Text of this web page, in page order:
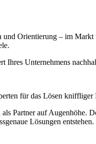
Orientierung – im Markt
Unternehmens
für das Lösen
Partner auf Augenhöhe.
Lösungen entstehen.